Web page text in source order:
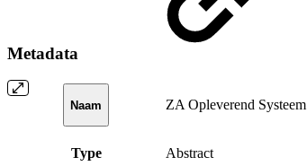
Metadata
Naam ZA Opleverend Systeem
Type Abstract